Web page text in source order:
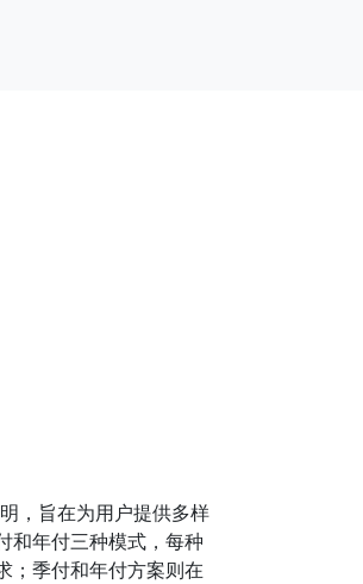
，旨在为用户提供多样
和年付三种模式，每种
；季付和年付方案则在